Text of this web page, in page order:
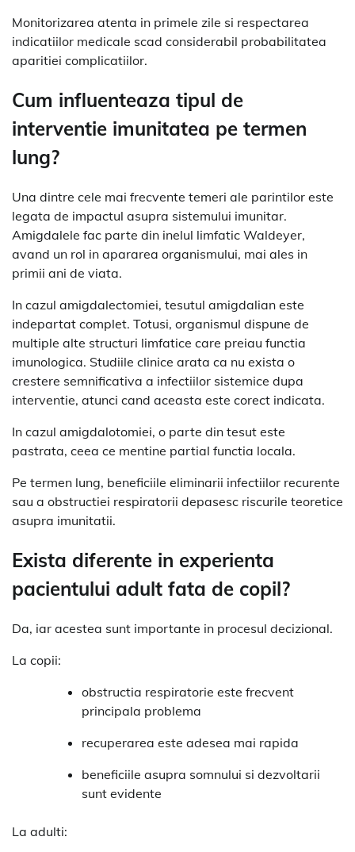
Monitorizarea atenta in primele zile si respectarea
indicatiilor medicale scad considerabil probabilitatea
aparitiei complicatiilor.
Cum influenteaza tipul de
interventie imunitatea pe termen
lung?
Una dintre cele mai frecvente temeri ale parintilor este
legata de impactul asupra sistemului imunitar.
Amigdalele fac parte din inelul limfatic Waldeyer,
avand un rol in apararea organismului, mai ales in
primii ani de viata.
In cazul amigdalectomiei, tesutul amigdalian este
indepartat complet. Totusi, organismul dispune de
multiple alte structuri limfatice care preiau functia
imunologica. Studiile clinice arata ca nu exista o
crestere semnificativa a infectiilor sistemice dupa
interventie, atunci cand aceasta este corect indicata.
In cazul amigdalotomiei, o parte din tesut este
pastrata, ceea ce mentine partial functia locala.
Pe termen lung, beneficiile eliminarii infectiilor recurente
sau a obstructiei respiratorii depasesc riscurile teoretice
asupra imunitatii.
Exista diferente in experienta
pacientului adult fata de copil?
Da, iar acestea sunt importante in procesul decizional.
La copii:
obstructia respiratorie este frecvent
principala problema
recuperarea este adesea mai rapida
beneficiile asupra somnului si dezvoltarii
sunt evidente
La adulti: